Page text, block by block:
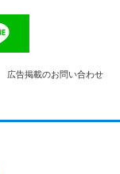
広告掲載のお問い合わせ